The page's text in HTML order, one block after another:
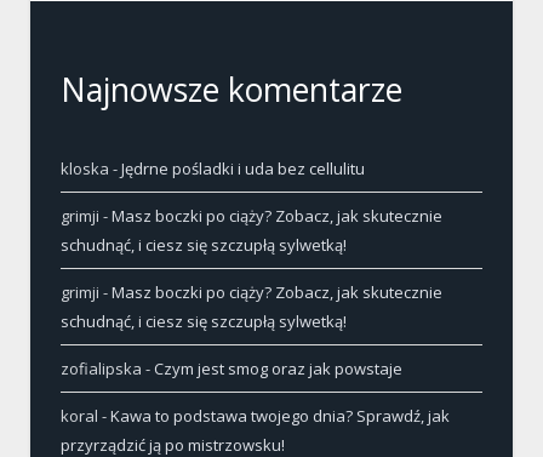
Najnowsze komentarze
kloska -Jędrne pośladki i uda bez cellulitu
grimji -Masz boczki po ciąży? Zobacz, jak skutecznie
schudnąć, i ciesz się szczupłą sylwetką!
grimji -Masz boczki po ciąży? Zobacz, jak skutecznie
schudnąć, i ciesz się szczupłą sylwetką!
zofialipska -Czym jest smog oraz jak powstaje
koral -Kawa to podstawa twojego dnia? Sprawdź, jak
przyrządzić ją po mistrzowsku!